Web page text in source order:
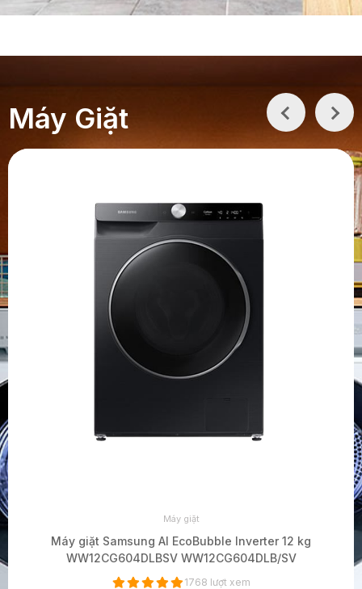
Máy Giặt
Máy giặt
Máy giặt Samsung AI EcoBubble Inverter 12 kg
WW12CG604DLBSV WW12CG604DLB/SV
1768 lượt xem